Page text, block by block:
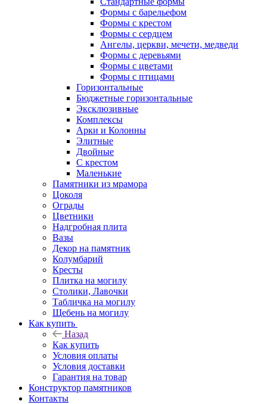
Формы с барельефом
Формы с крестом
Формы с сердцем
Ангелы, церкви, мечети, медведи
Формы с деревьями
Формы с цветами
Формы с птицами
Горизонтальные
Бюджетные горизонтальные
Эксклюзивные
Комплексы
Арки и Колонны
Элитные
Двойные
С крестом
Маленькие
Памятники из мрамора
Цоколя
Ограды
Цветники
Надгробная плита
Вазы
Декор на памятник
Колумбарий
Кресты
Плитка на могилу
Столики, Лавочки
Табличка на могилу
Щебень на могилу
Как купить
Назад
Как купить
Условия оплаты
Условия доставки
Гарантия на товар
Конструктор памятников
Контакты